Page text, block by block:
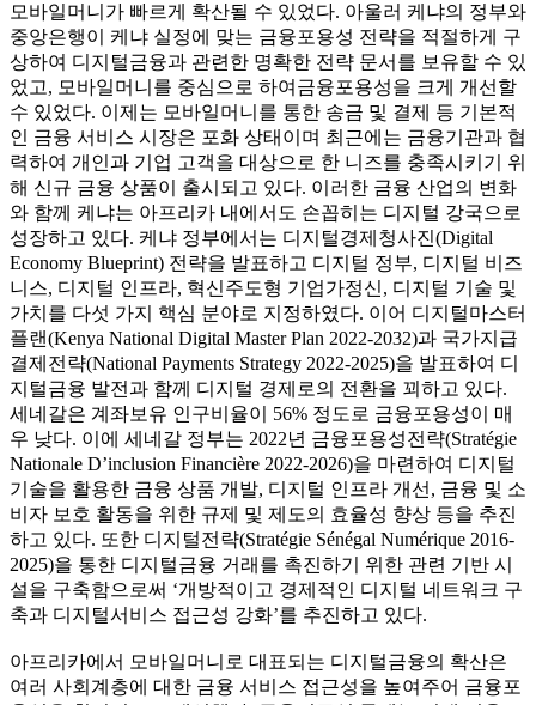
모바일머니가 빠르게 확산될 수 있었다. 아울러 케냐의 정부와
중앙은행이 케냐 실정에 맞는 금융포용성 전략을 적절하게 구
상하여 디지털금융과 관련한 명확한 전략 문서를 보유할 수 있
었고, 모바일머니를 중심으로 하여금융포용성을 크게 개선할
수 있었다. 이제는 모바일머니를 통한 송금 및 결제 등 기본적
인 금융 서비스 시장은 포화 상태이며 최근에는 금융기관과 협
력하여 개인과 기업 고객을 대상으로 한 니즈를 충족시키기 위
해 신규 금융 상품이 출시되고 있다. 이러한 금융 산업의 변화
와 함께 케냐는 아프리카 내에서도 손꼽히는 디지털 강국으로
성장하고 있다. 케냐 정부에서는 디지털경제청사진(Digital
Economy Blueprint) 전략을 발표하고 디지털 정부, 디지털 비즈
니스, 디지털 인프라, 혁신주도형 기업가정신, 디지털 기술 및
가치를 다섯 가지 핵심 분야로 지정하였다. 이어 디지털마스터
플랜(Kenya National Digital Master Plan 2022-2032)과 국가지급
결제전략(National Payments Strategy 2022-2025)을 발표하여 디
지털금융 발전과 함께 디지털 경제로의 전환을 꾀하고 있다.
세네갈은 계좌보유 인구비율이 56% 정도로 금융포용성이 매
우 낮다. 이에 세네갈 정부는 2022년 금융포용성전략(Stratégie
Nationale D’inclusion Financière 2022-2026)을 마련하여 디지털
기술을 활용한 금융 상품 개발, 디지털 인프라 개선, 금융 및 소
비자 보호 활동을 위한 규제 및 제도의 효율성 향상 등을 추진
하고 있다. 또한 디지털전략(Stratégie Sénégal Numérique 2016-
2025)을 통한 디지털금융 거래를 촉진하기 위한 관련 기반 시
설을 구축함으로써 ‘개방적이고 경제적인 디지털 네트워크 구
축과 디지털서비스 접근성 강화’를 추진하고 있다.
아프리카에서 모바일머니로 대표되는 디지털금융의 확산은
여러 사회계층에 대한 금융 서비스 접근성을 높여주어 금융포